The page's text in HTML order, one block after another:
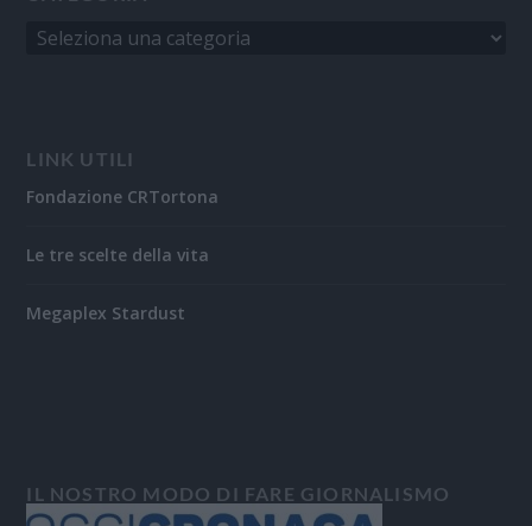
LINK UTILI
Fondazione CRTortona
Le tre scelte della vita
Megaplex Stardust
IL NOSTRO MODO DI FARE GIORNALISMO